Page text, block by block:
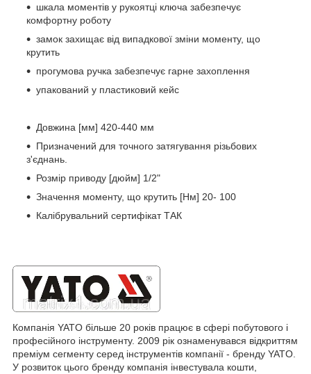
шкала моментів у рукоятці ключа забезпечує
комфортну роботу
замок захищає від випадкової зміни моменту, що
крутить
прогумова ручка забезпечує гарне захоплення
упакований у пластиковий кейс
Довжина [мм] 420-440 мм
Призначений для точного затягування різьбових
з'єднань.
Розмір приводу [дюйм] 1/2"
Значення моменту, що крутить [Нм] 20- 100
Калібрувальний сертифікат ТАК
Компанія YATO більше 20 років працює в сфері побутового і
професійного інструменту. 2009 рік ознаменувався відкриттям
преміум сегменту серед інструментів компанії - бренду YATO.
У розвиток цього бренду компанія інвестувала кошти,